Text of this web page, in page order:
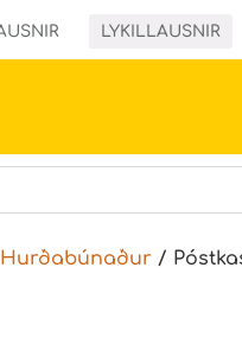
LYKILLAUSNIR
Hurðabúnaður /